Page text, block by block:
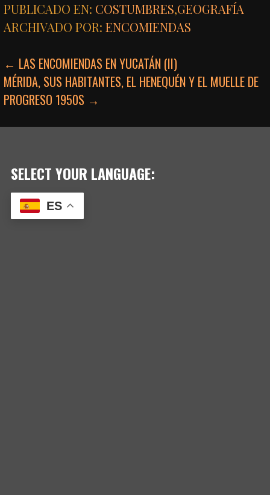
PUBLICADO EN: COSTUMBRES,GEOGRAFÍA
ARCHIVADO POR:ENCOMIENDAS
NAVEGACIÓN
DE
← LAS ENCOMIENDAS EN YUCATÁN (II)
MÉRIDA, SUS HABITANTES, EL HENEQUÉN Y EL MUELLE DE
PROGRESO 1950S →
SELECT YOUR LANGUAGE:
ES